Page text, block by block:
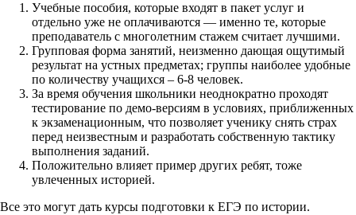
Учебные пособия, которые входят в пакет услуг и
отдельно уже не оплачиваются — именно те, которые
преподаватель с многолетним стажем считает лучшими.
Групповая форма занятий, неизменно дающая ощутимый
результат на устных предметах; группы наиболее удобные
по количеству учащихся – 6-8 человек.
За время обучения школьники неоднократно проходят
тестирование по демо-версиям в условиях, приближенных
к экзаменационным, что позволяет ученику снять страх
перед неизвестным и разработать собственную тактику
выполнения заданий.
Положительно влияет пример других ребят, тоже
увлеченных историей.
Все это могут дать курсы подготовки к ЕГЭ по истории.